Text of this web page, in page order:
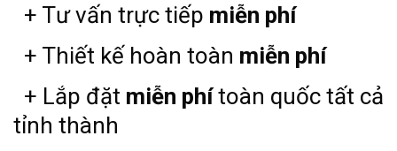
+ Tư vấn trực tiếp miễn phí
+ Thiết kế hoàn toàn miễn phí
+ Lắp đặt miễn phítoàn quốc tất cả
tỉnh thành